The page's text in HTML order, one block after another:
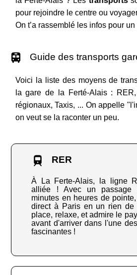
pour rejoindre le centre ou
On t’a rassemblé les infos pour
Guide des transports
Voici la liste des moyens de
la gare de la Ferté-Alais :
régionaux, Taxis, ... On appelle
on veut se la raconter un peu.
RER
À La Ferte-Alais, la ligne
alliée ! Avec un passage
minutes en heures de
direct à Paris en un rien de
place, relaxe, et admire le
avant d'arriver dans l'une
fascinantes !